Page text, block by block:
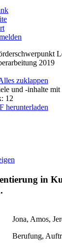
2019
zuklappen
und -inhalte mit
12
herunterladen
in
Jona, Amos,
Berufung,